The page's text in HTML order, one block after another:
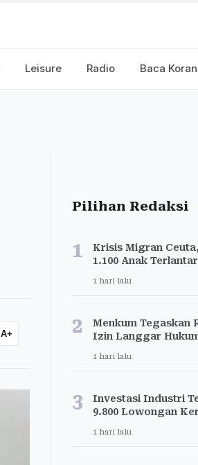
Leisure Radio Baca Koran
A+
Pilihan Redaksi
1
Krisis Migran
1.100 Anak Terlantar
1 hari lalu
2
Menkum Tegaskan
Izin Langgar
1 hari lalu
3
Investasi Industri
9.800 Lowongan
1 hari lalu